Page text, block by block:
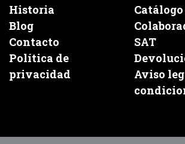
Historia
Catálogo
Blog
Contacto
SAT
Política de
privacidad
Aviso